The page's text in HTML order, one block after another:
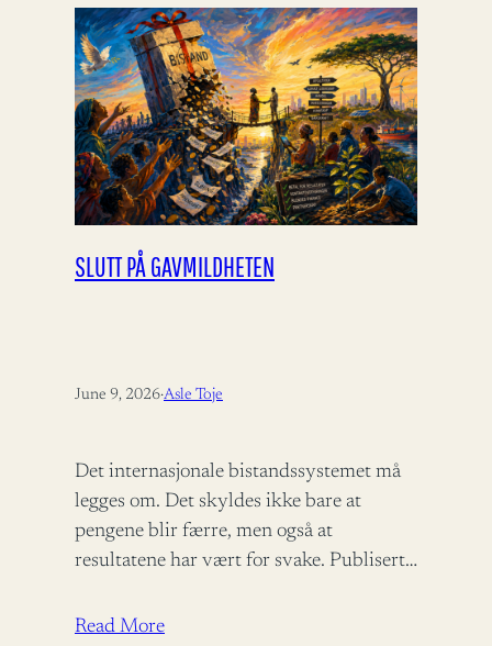
SLUTT PÅ GAVMILDHETEN
June 9, 2026·Asle Toje
Det internasjonale bistandssystemet må
legges om. Det skyldes ikke bare at
pengene blir færre, men også at
resultatene har vært for svake. Publisert i
internasjonale bistandsregimet…
Read More